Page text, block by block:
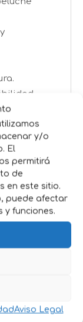
y/o
El
permitirá
de
en este sitio.
puede afectar
y funciones.
Aviso Legal
la
la
más